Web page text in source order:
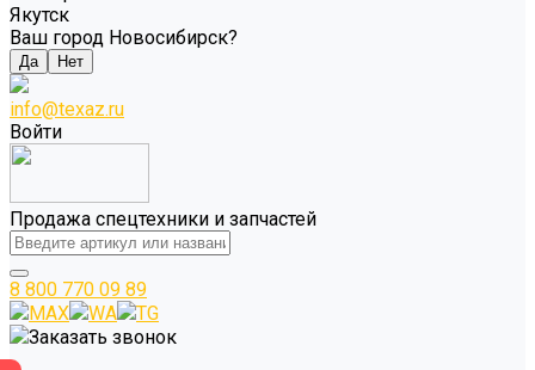
Якутск
Ваш город Новосибирск?
Да Нет
info@texaz.ru
Войти
Продажа спецтехники и запчастей
8 800 770 09 89
MAX
WA
TG
Заказать звонок